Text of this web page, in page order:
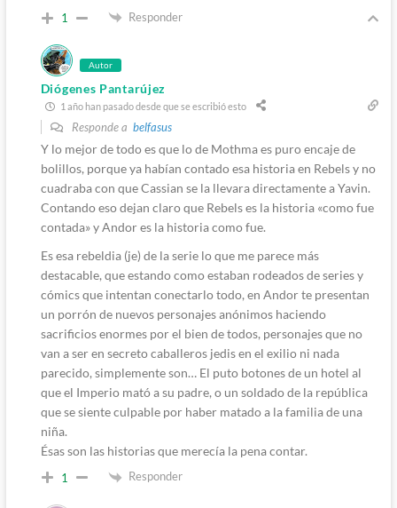
1 Responder
Autor
Diógenes Pantarújez
1 año han pasado desde que se escribió esto
Responde a belfasus
Y lo mejor de todo es que lo de Mothma es puro encaje de
bolillos, porque ya habían contado esa historia en Rebels y no
cuadraba con que Cassian se la llevara directamente a Yavin.
Contando eso dejan claro que Rebels es la historia «como fue
contada» y Andor es la historia como fue.
Es esa rebeldia (je) de la serie lo que me parece más
destacable, que estando como estaban rodeados de series y
cómics que intentan conectarlo todo, en Andor te presentan
un porrón de nuevos personajes anónimos haciendo
sacrificios enormes por el bien de todos, personajes que no
van a ser en secreto caballeros jedis en el exilio ni nada
parecido, simplemente son… El puto botones de un hotel al
que el Imperio mató a su padre, o un soldado de la república
que se siente culpable por haber matado a la familia de una
niña.
Ésas son las historias que merecía la pena contar.
1 Responder